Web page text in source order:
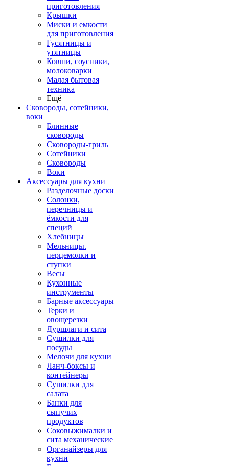
приготовления
Крышки
Миски и емкости
для приготовления
Гусятницы и
утятницы
Ковши, соусники,
молоковарки
Малая бытовая
техника
Ещё
Сковороды, сотейники,
воки
Блинные
сковороды
Сковороды-гриль
Сотейники
Сковороды
Воки
Аксессуары для кухни
Разделочные доски
Солонки,
перечницы и
ёмкости для
специй
Хлебницы
Мельницы.
перцемолки и
ступки
Весы
Кухонные
инструменты
Барные аксессуары
Терки и
овощерезки
Дуршлаги и сита
Сушилки для
посуды
Мелочи для кухни
Ланч-боксы и
контейнеры
Сушилки для
салата
Банки для
сыпучих
продуктов
Соковыжималки и
сита механические
Органайзеры для
кухни